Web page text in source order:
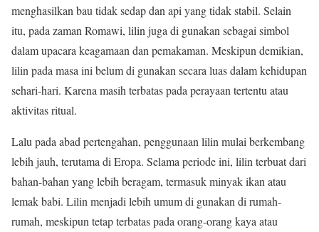
menghasilkan bau tidak sedap dan api yang tidak stabil. Selain
itu, pada zaman Romawi, lilin juga di gunakan sebagai simbol
dalam upacara keagamaan dan pemakaman. Meskipun demikian,
lilin pada masa ini belum di gunakan secara luas dalam kehidupan
sehari-hari. Karena masih terbatas pada perayaan tertentu atau
aktivitas ritual.
Lalu pada abad pertengahan, penggunaan lilin mulai berkembang
lebih jauh, terutama di Eropa. Selama periode ini, lilin terbuat dari
bahan-bahan yang lebih beragam, termasuk minyak ikan atau
lemak babi. Lilin menjadi lebih umum di gunakan di rumah-
rumah, meskipun tetap terbatas pada orang-orang kaya atau